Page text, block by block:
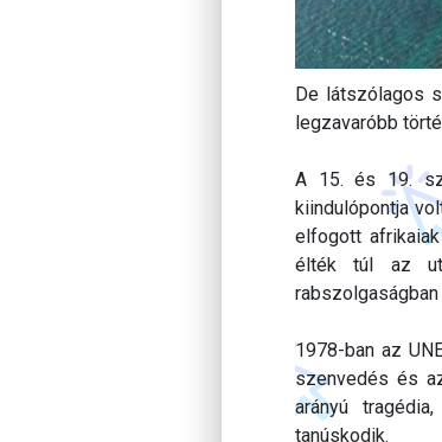
De látszólagos
legzavaróbb
A 15. és 19.
kiindulópontja
elfogott
élték túl az
1978-ban az
szenvedés és
arányú
tanúskodik.